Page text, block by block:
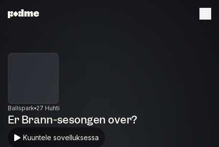
Ballspark 27 Huhti
Er Brann-sesongen over?
Kuuntele sovelluksessa